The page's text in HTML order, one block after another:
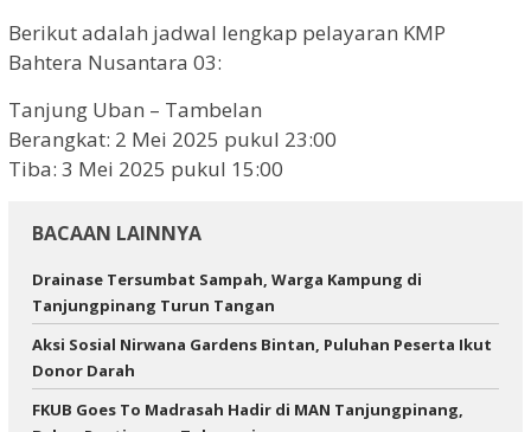
Berikut adalah jadwal lengkap pelayaran KMP
Bahtera Nusantara 03:
Tanjung Uban – Tambelan
Berangkat: 2 Mei 2025 pukul 23:00
Tiba: 3 Mei 2025 pukul 15:00
BACAAN LAINNYA
Drainase Tersumbat Sampah, Warga Kampung di
Tanjungpinang Turun Tangan
Aksi Sosial Nirwana Gardens Bintan, Puluhan Peserta Ikut
Donor Darah
FKUB Goes To Madrasah Hadir di MAN Tanjungpinang,